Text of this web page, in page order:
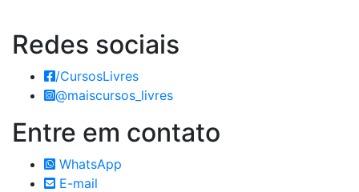
Redes sociais
/CursosLivres
@maiscursos_livres
Entre em contato
WhatsApp
E-mail